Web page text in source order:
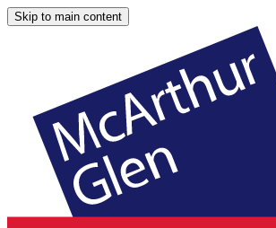
Skip to main content